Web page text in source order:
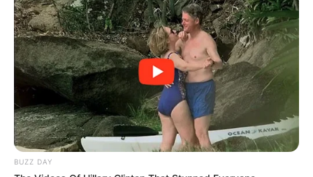
BUZZ DAY